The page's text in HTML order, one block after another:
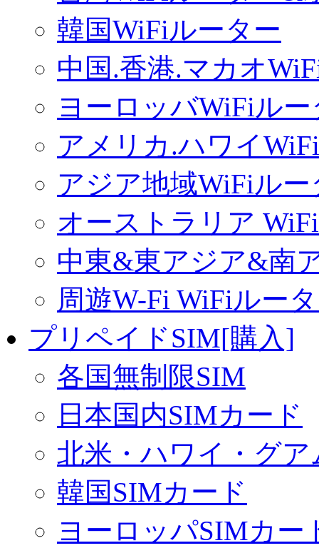
韓国WiFiルーター
中国.香港.マカオ
ヨーロッバWiFiルー
アメリカ.ハワイ
アジア地域WiFiルー
オーストラリア
中東&東アジア&南
周遊W-Fi WiFiルー
プリペイドSIM[購入]
各国無制限SIM
日本国内SIMカード
北米・ハワイ・グ
韓国SIMカード
ヨーロッパSIMカー